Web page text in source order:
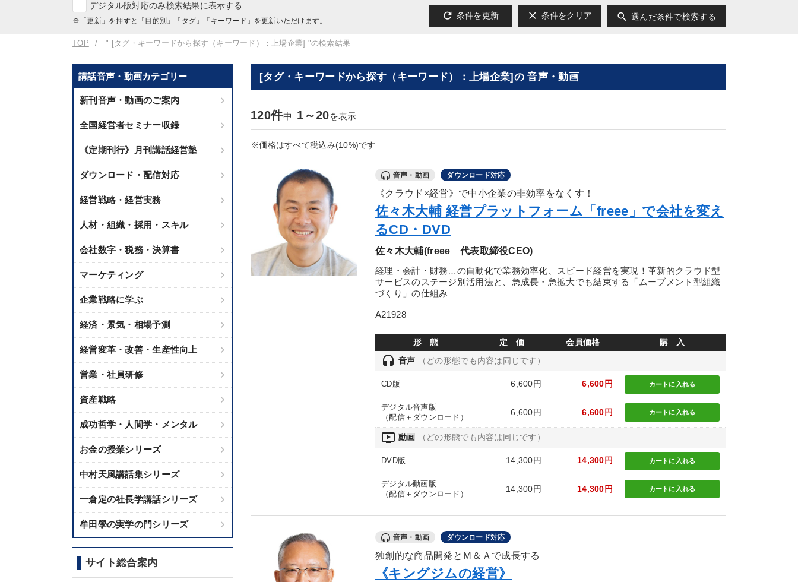
デジタル版対応のみ検索結果に表示する
※「更新」を押すと「目的別」「タグ」「キーワード」を更新いただけます。 refresh 条件を更新 clear 条件をクリア search 選んだ条件で検索する
TOP " [タグ・キーワードから探す（キーワード）：上場企業] "の検索結果
講話音声・動画カテゴリー
新刊音声・動画のご案内
全国経営者セミナー収録
《定期刊行》月刊講話経営塾
ダウンロード・配信対応
経営戦略・経営実務
人材・組織・採用・スキル
会社数字・税務・決算書
マーケティング
企業戦略に学ぶ
経済・景気・相場予測
経営変革・改善・生産性向上
営業・社員研修
資産戦略
成功哲学・人間学・メンタル
お金の授業シリーズ
中村天風講話集シリーズ
一倉定の社長学講話シリーズ
牟田學の実学の門シリーズ
サイト総合案内
[タグ・キーワードから探す（キーワード）：上場企業]の 音声・動画
120件中 1～20を表示
※価格はすべて税込み(10%)です
音声・動画 ダウンロード対応
《クラウド×経営》で中小企業の非効率をなくす！
佐々木大輔 経営プラットフォーム「freee」で会社を変え
るCD・DVD
佐々木大輔(freee 代表取締役CEO)
経理・会計・財務…の自動化で業務効率化、スピード経営を実現！革新的クラウド型
サービスのステージ別活用法と、急成長・急拡大でも結束する「ムーブメント型組織
づくり」の仕組み
A21928
形 態 定 価 会員価格 購 入
headset 音声 （どの形態でも内容は同じです）
CD版 6,600円 6,600円 カートに 入れる
デジタル音声版
（配信＋ダウンロード）
6,600円 6,600円 カートに 入れる
ondemand_video 動画 （どの形態でも内容は同じです）
DVD版 14,300円 14,300円 カートに 入れる
デジタル動画版
（配信＋ダウンロード）
14,300円 14,300円 カートに 入れる
音声・動画 ダウンロード対応
独創的な商品開発とＭ＆Ａで成長する
《キングジムの経営》